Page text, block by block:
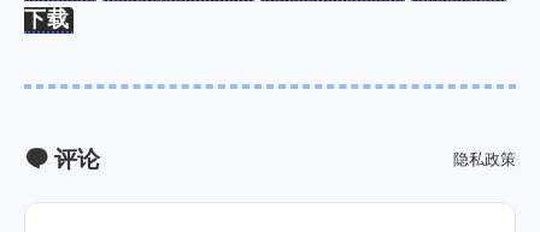
下载
评论 隐私政策